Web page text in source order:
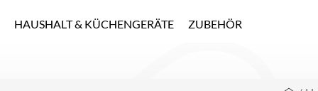
HAUSHALT & KÜCHENGERÄTE ZUBEHÖR